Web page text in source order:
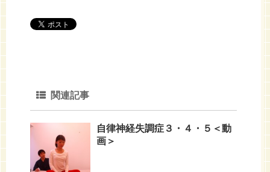
関連記事
自律神経失調症３・４・５＜動
画＞